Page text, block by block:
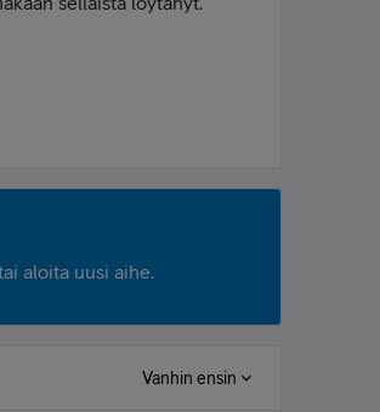
aloita uusi aihe.
Vanhin ensin